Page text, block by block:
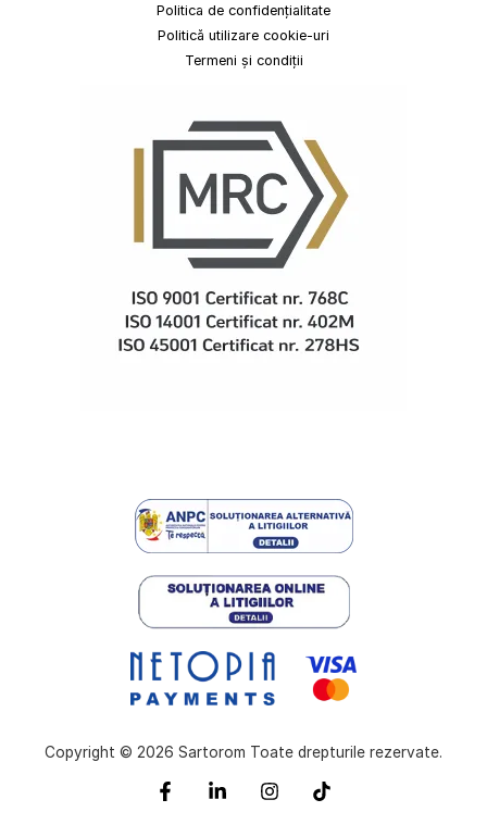
Politica de confidențialitate
Politică utilizare cookie-uri
Termeni și condiții
Copyright © 2026 Sartorom Toate drepturile rezervate.